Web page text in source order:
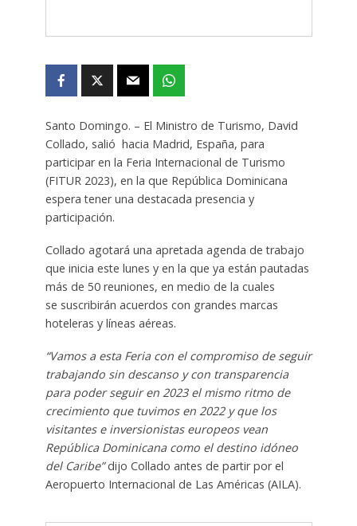
Santo Domingo. – El Ministro de Turismo, David
Collado, salió hacia Madrid, España, para
participar en la Feria Internacional de Turismo
(FITUR 2023), en la que República Dominicana
espera tener una destacada presencia y
participación.
Collado agotará una apretada agenda de trabajo
que inicia este lunes y en la que ya están pautadas
más de 50 reuniones, en medio de la cuales
se suscribirán acuerdos con grandes marcas
hoteleras y líneas aéreas.
“Vamos a esta Feria con el compromiso de seguir
trabajando sin descanso y con transparencia
para poder seguir en 2023 el mismo ritmo de
crecimiento que tuvimos en 2022 y que los
visitantes e inversionistas europeos vean
República Dominicana como el destino idóneo
del Caribe”dijo Collado antes de partir por el
Aeropuerto Internacional de Las Américas (AILA).